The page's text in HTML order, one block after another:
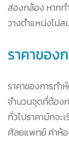
ส่องกล้อง หากท
วางตำแหน่งไม่ส
ราคาของ
ราคาของการท
จำนวนจุดที่ต้องก
ทั่วไปราคามักจ
ศัลยแพทย์ ค่าห้